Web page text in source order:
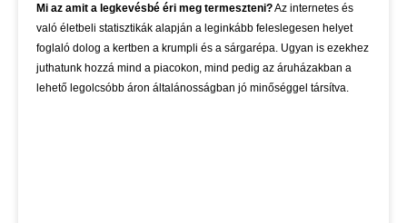
Mi az amit a legkevésbé éri meg termeszteni?Az internetes és
való életbeli statisztikák alapján a leginkább feleslegesen helyet
foglaló dolog a kertben a krumpli és a sárgarépa. Ugyan is ezekhez
juthatunk hozzá mind a piacokon, mind pedig az áruházakban a
lehető legolcsóbb áron általánosságban jó minőséggel társítva.